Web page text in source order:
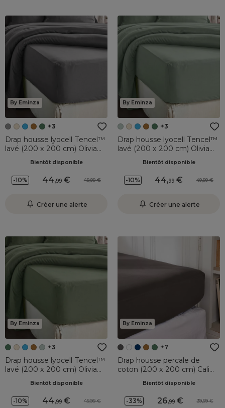
By Eminza
+3
Drap housse lyocell Tencel™
lavé (200 x 200 cm) Olivia
Bientôt disponible
-10% 44,99 49,99
Créer une alerte
By Eminza
+3
Drap housse lyocell Tencel™
lavé (200 x 200 cm) Olivia
Bientôt disponible
-10% 44,99 49,99
Créer une alerte
By Eminza
+3
Drap housse lyocell Tencel™
lavé (200 x 200 cm) Olivia
Bientôt disponible
-10% 44,99 49,99
By Eminza
+7
Drap housse percale de
coton (200 x 200 cm) Cali
Bientôt disponible
-33% 26,99 39,99